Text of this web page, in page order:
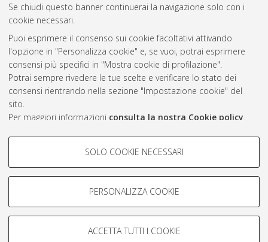
Se chiudi questo banner continuerai la navigazione solo con i
cookie necessari.
Puoi esprimere il consenso sui cookie facoltativi attivando
l'opzione in "Personalizza cookie" e, se vuoi, potrai esprimere
consensi più specifici in "Mostra cookie di profilazione".
Potrai sempre rivedere le tue scelte e verificare lo stato dei
consensi rientrando nella sezione "Impostazione cookie" del
sito.
Per maggiori informazioni consulta la nostra Cookie policy
COOKIE DI PROFILAZIONE -
Si tratta di cookie utilizzati per analizzare le caratteristiche della
navigazione degli utenti, creare profili in base al loro comportamento
Mostra cookie di profilazione
SOLO COOKIE NECESSARI
PERSONALIZZA COOKIE
ACCETTA TUTTI I COOKIE
Rss 1.0
Rss 2.0
AMS Laurea
Impostazioni Cookie
Informativa sulla privacy
Condizioni d’uso del sito